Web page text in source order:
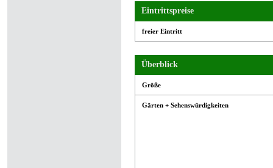
Eintrittspreise
freier Eintritt
Überblick
Größe
Gärten + Sehenswürdigkeiten